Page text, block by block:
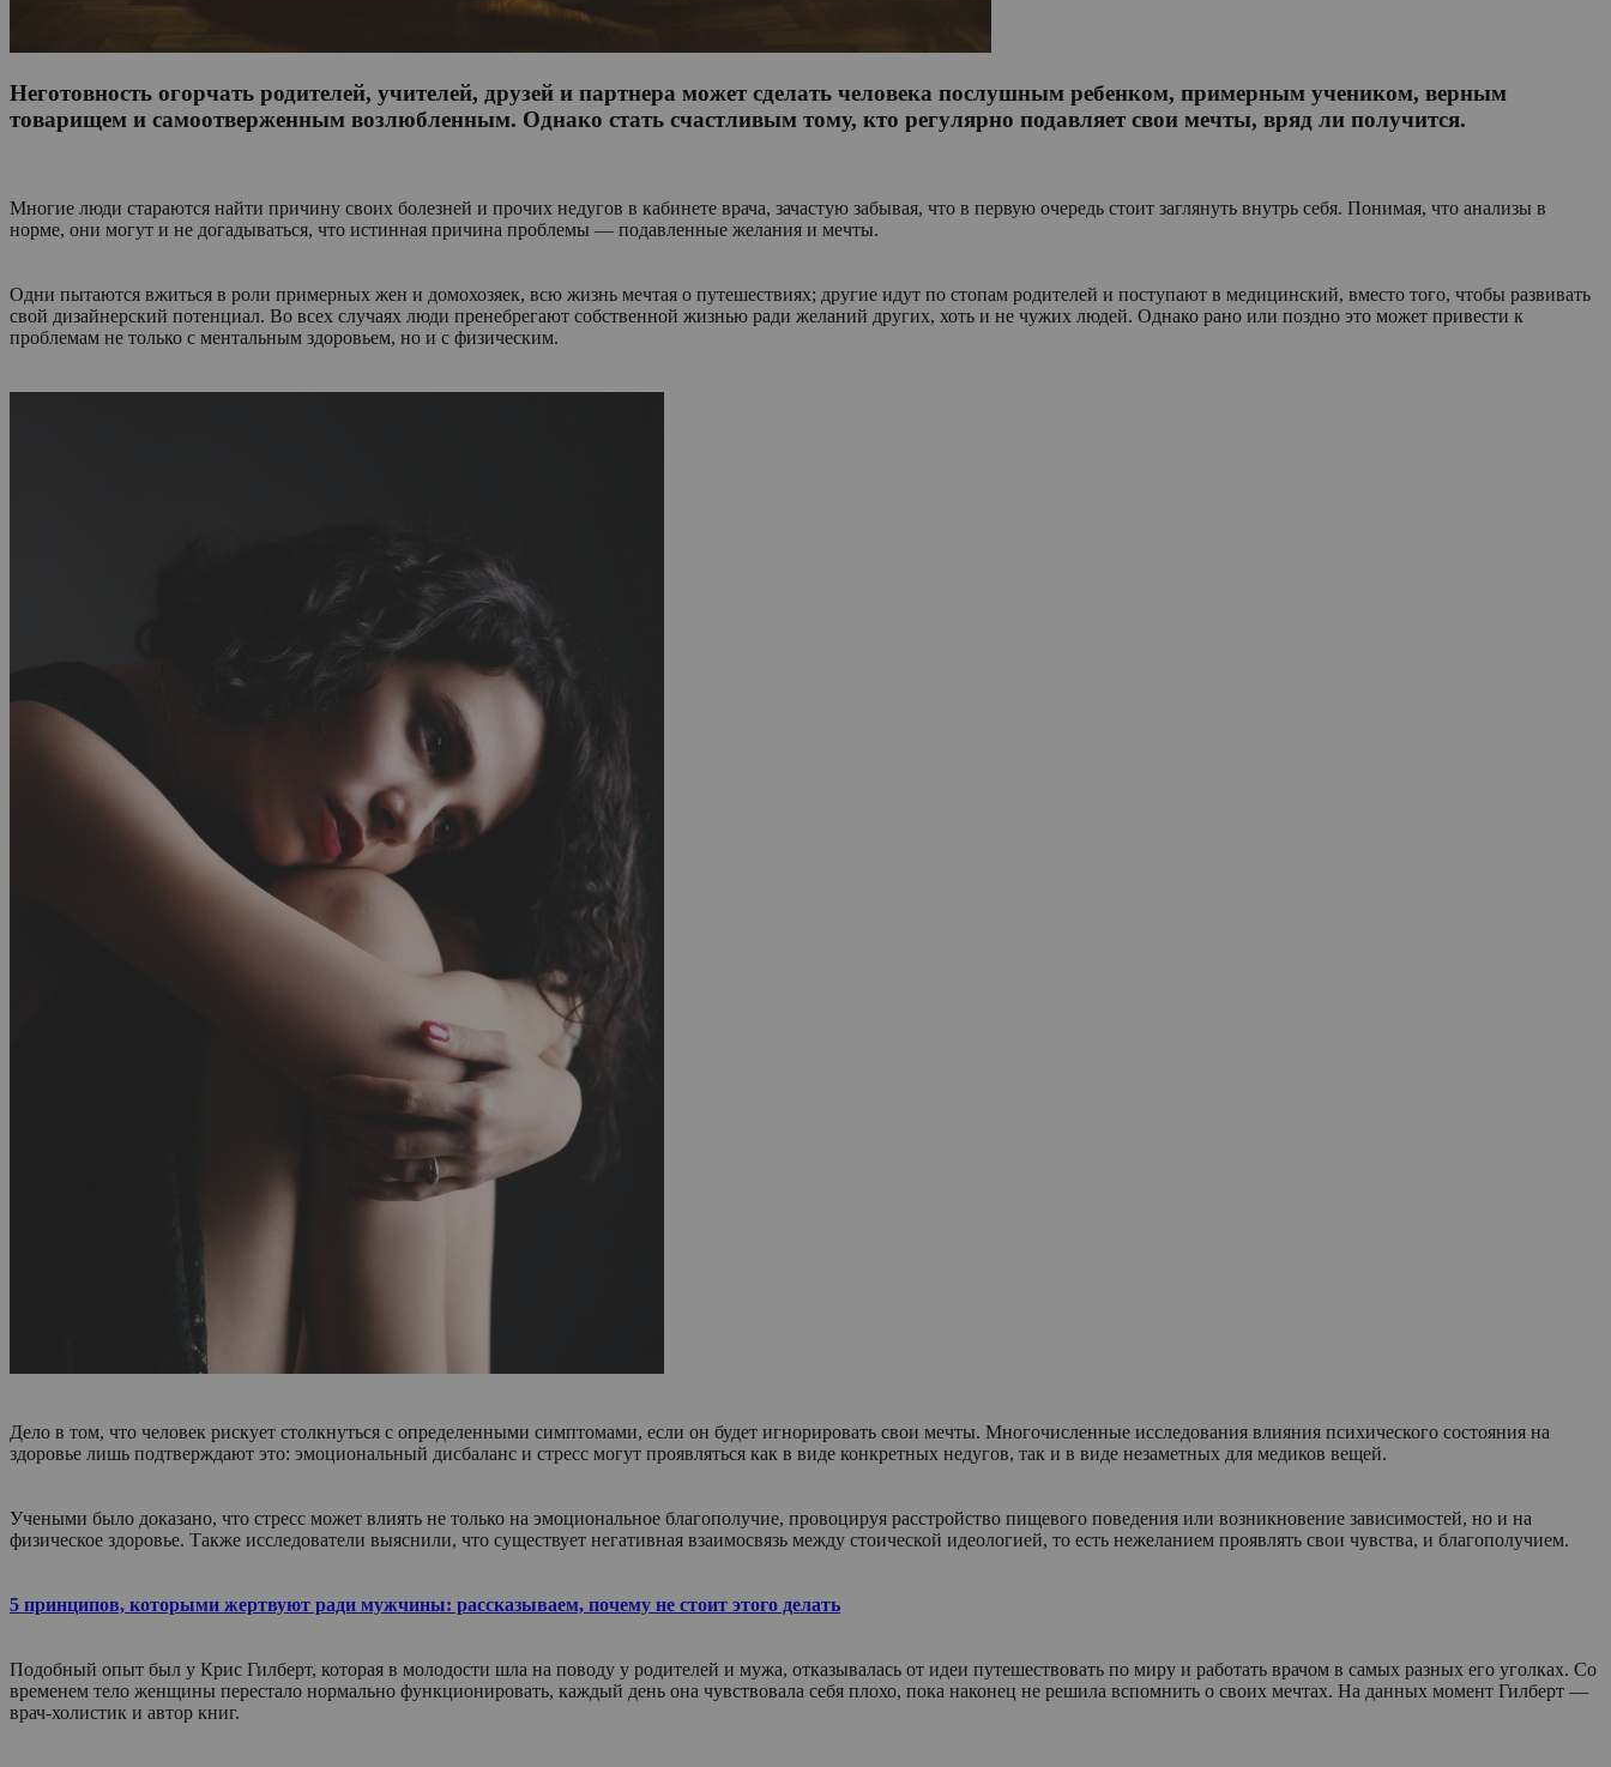
Неготовность огорчать родителей, учителей, друзей и партнера может сделать человека послушным ребенком, примерным учеником, верным
товарищем и самоотверженным возлюбленным. Однако стать счастливым тому, кто регулярно подавляет свои мечты, вряд ли получится.
Многие люди стараются найти причину своих болезней и прочих недугов в кабинете врача, зачастую забывая, что в первую очередь стоит заглянуть внутрь себя. Понимая, что анализы в
норме, они могут и не догадываться, что истинная причина проблемы — подавленные желания и мечты.
Одни пытаются вжиться в роли примерных жен и домохозяек, всю жизнь мечтая о путешествиях; другие идут по стопам родителей и поступают в медицинский, вместо того, чтобы развивать
свой дизайнерский потенциал. Во всех случаях люди пренебрегают собственной жизнью ради желаний других, хоть и не чужих людей. Однако рано или поздно это может привести к
проблемам не только с ментальным здоровьем, но и с физическим.
Дело в том, что человек рискует столкнуться с определенными симптомами, если он будет игнорировать свои мечты. Многочисленные исследования влияния психического состояния на
здоровье лишь подтверждают это: эмоциональный дисбаланс и стресс могут проявляться как в виде конкретных недугов, так и в виде незаметных для медиков вещей.
Учеными было доказано, что стресс может влиять не только на эмоциональное благополучие, провоцируя расстройство пищевого поведения или возникновение зависимостей, но и на
физическое здоровье. Также исследователи выяснили, что существует негативная взаимосвязь между стоической идеологией, то есть нежеланием проявлять свои чувства, и благополучием.
5 принципов, которыми жертвуют ради мужчины: рассказываем, почему не стоит этого делать
Подобный опыт был у Крис Гилберт, которая в молодости шла на поводу у родителей и мужа, отказывалась от идеи путешествовать по миру и работать врачом в самых разных его уголках. Со
временем тело женщины перестало нормально функционировать, каждый день она чувствовала себя плохо, пока наконец не решила вспомнить о своих мечтах. На данных момент Гилберт —
врач-холистик и автор книг.